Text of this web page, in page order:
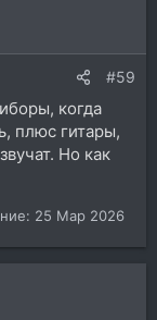
#59
когда
плюс гитары,
Но как
25 Мар 2026